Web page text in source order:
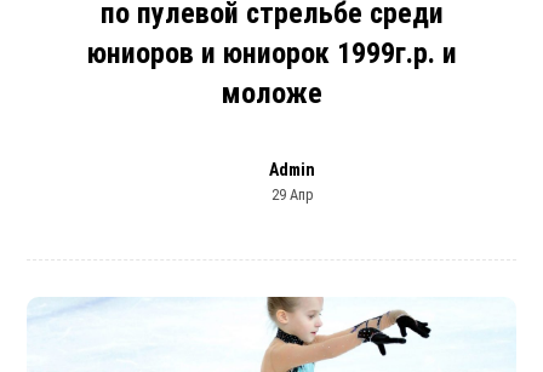
по пулевой стрельбе среди
юниоров и юниорок 1999г.р. и
моложе
Admin
29 Апр